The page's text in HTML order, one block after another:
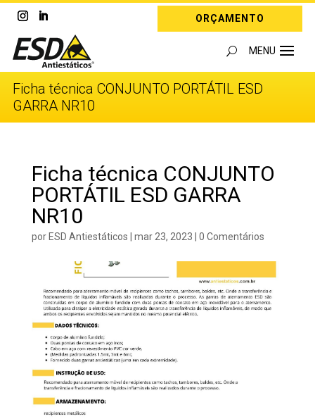
ORÇAMENTO
Ficha técnica CONJUNTO PORTÁTIL ESD
GARRA NR10
Ficha técnica CONJUNTO
PORTÁTIL ESD GARRA
NR10
porESD Antiestáticos | mar 23, 2023 | 0 Comentários